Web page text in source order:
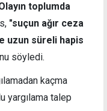
toplumda
"suçun ağır ceza
uzun süreli hapis
söyledi.
kaçma
yargılama talep